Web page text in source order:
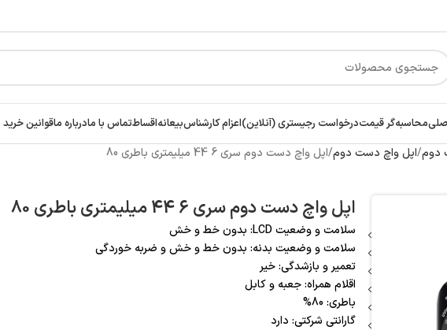
محاسبه‌گر قیمتدرخواست رجیستری (آنلاین)اعزام کارشناسبیعانهاقساطتماس با مادرباره ماقوانین خرید
دوم اپل واچ دست دوم اپل واچ دست دوم سری 6 44 میلیمتری باطری 80
اپل واچ دست دوم سری 6 44 میلیمتری باطری 80
سلامت و وضعیت LCD: بدون خط و خش
سلامت و وضعیت بدنه: بدون خط و خش و ضربه خوردگی
تعمیر و بازشدگی: خیر
اقلام همراه: جعبه و کابل
باطری: 80%
گارانتی شرکتی: دارد